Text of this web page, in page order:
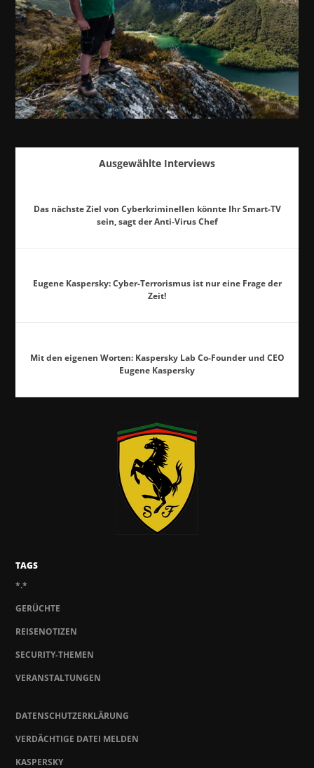
Ausgewählte Interviews
Das nächste Ziel von Cyberkriminellen könnte Ihr Smart-TV
sein, sagt der Anti-Virus Chef
Eugene Kaspersky: Cyber-Terrorismus ist nur eine Frage der
Zeit!
Mit den eigenen Worten: Kaspersky Lab Co-Founder und CEO
Eugene Kaspersky
TAGS
*.*
GERÜCHTE
REISENOTIZEN
SECURITY-THEMEN
VERANSTALTUNGEN
DATENSCHUTZERKLÄRUNG
VERDÄCHTIGE DATEI MELDEN
KASPERSKY